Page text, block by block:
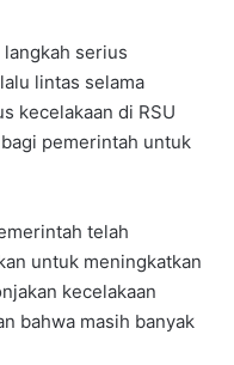
serius
lintas selama
kecelakaan di RSU
pemerintah untuk
telah
untuk meningkatkan
kecelakaan
bahwa masih banyak